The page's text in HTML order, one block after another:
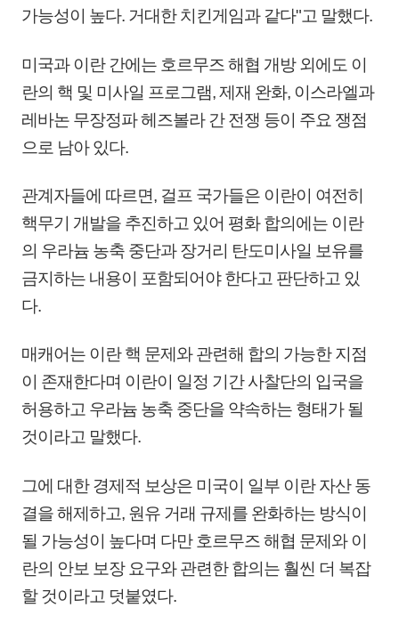
가능성이 높다. 거대한 치킨게임과 같다"고 말했다.
미국과 이란 간에는 호르무즈 해협 개방 외에도 이
란의 핵 및 미사일 프로그램, 제재 완화, 이스라엘과
레바논 무장정파 헤즈볼라 간 전쟁 등이 주요 쟁점
으로 남아 있다.
관계자들에 따르면, 걸프 국가들은 이란이 여전히
핵무기 개발을 추진하고 있어 평화 합의에는 이란
의 우라늄 농축 중단과 장거리 탄도미사일 보유를
금지하는 내용이 포함되어야 한다고 판단하고 있
다.
매캐어는 이란 핵 문제와 관련해 합의 가능한 지점
이 존재한다며 이란이 일정 기간 사찰단의 입국을
허용하고 우라늄 농축 중단을 약속하는 형태가 될
것이라고 말했다.
그에 대한 경제적 보상은 미국이 일부 이란 자산 동
결을 해제하고, 원유 거래 규제를 완화하는 방식이
될 가능성이 높다며 다만 호르무즈 해협 문제와 이
란의 안보 보장 요구와 관련한 합의는 훨씬 더 복잡
할 것이라고 덧붙였다.